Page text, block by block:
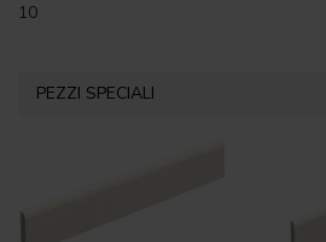
10
PEZZI SPECIALI